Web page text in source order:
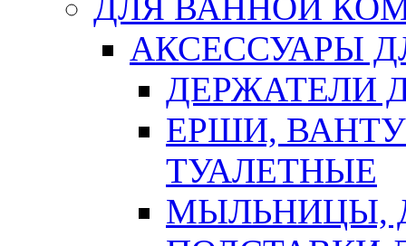
ДЛЯ ВАННОЙ
АКСЕССУАРЫ
ДЕРЖАТЕЛИ
ЕРШИ,
ТУАЛЕТНЫЕ
МЫЛЬНИЦЫ,